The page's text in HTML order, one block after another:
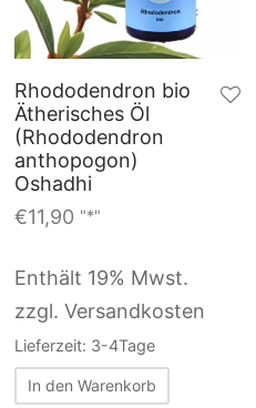
Rhododendron bio
Ätherisches Öl
(Rhododendron
anthopogon)
Oshadhi
€11,90 "*"
Enthält 19% Mwst.
zzgl. Versandkosten
Lieferzeit: 3-4Tage
In den Warenkorb